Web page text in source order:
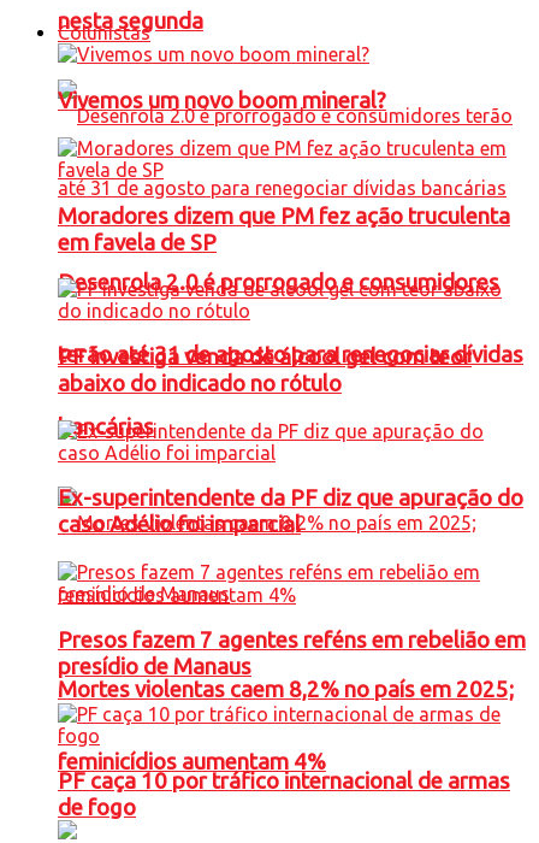
nesta segunda
Desenrola 2.0 é prorrogado e consumidores
terão até 31 de agosto para renegociar dívidas
bancárias
Mortes violentas caem 8,2% no país em 2025;
feminicídios aumentam 4%
Colunistas
Vivemos um novo boom mineral?
Moradores dizem que PM fez ação truculenta
em favela de SP
PF investiga venda de álcool gel com teor
abaixo do indicado no rótulo
Ex-superintendente da PF diz que apuração do
caso Adélio foi imparcial
Presos fazem 7 agentes reféns em rebelião em
presídio de Manaus
PF caça 10 por tráfico internacional de armas
de fogo